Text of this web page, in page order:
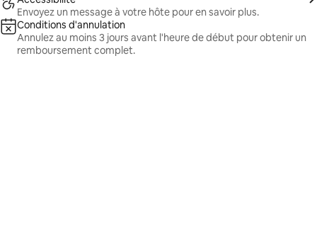
Envoyez un message à votre hôte pour en savoir plus.
Conditions d'annulation
Annulez au moins 3 jours avant l'heure de début pour obtenir un
remboursement complet.